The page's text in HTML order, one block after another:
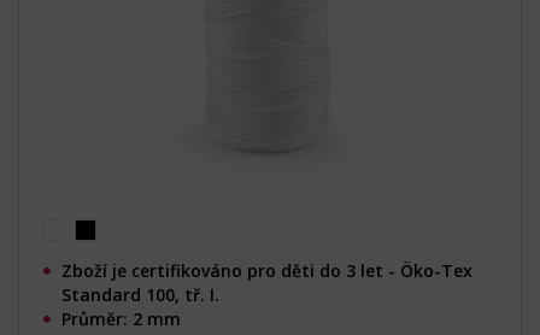
Zboží je certifikováno pro děti do 3 let - Öko-Tex
Standard 100, tř. I.
Průměr: 2 mm